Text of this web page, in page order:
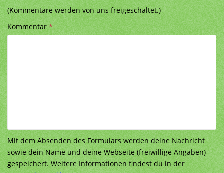
(Kommentare werden von uns freigeschaltet.)
Kommentar*
Mit dem Absenden des Formulars werden deine Nachricht
sowie dein Name und deine Webseite (freiwillige Angaben)
gespeichert. Weitere Informationen findest du in der